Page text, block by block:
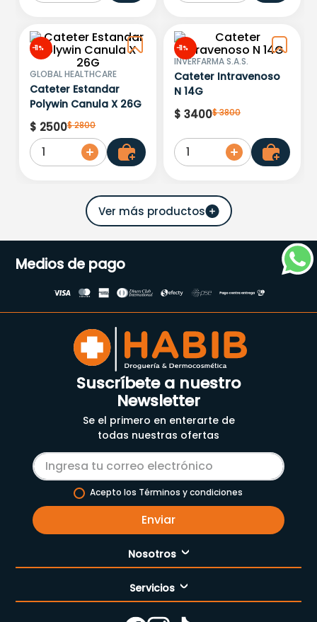
-11 %
GLOBAL HEALTHCARE
Cateter Estandar
Polywin Canula X 26G
$ 2500$2800
1
-11 %
INVERFARMA S.A.S.
Cateter Intravenoso
N 14G
$ 3400$3800
1
Medios de pago
Suscríbete a nuestro
Newsletter
Se el primero en enterarte de
todas nuestras ofertas
Acepto los Términos y condiciones
Enviar
Nosotros
Nuestra empresa
Servicios